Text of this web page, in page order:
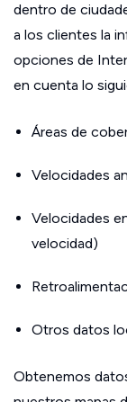
dentro de
a los clientes la
opciones de
en cuenta lo
Áreas de
Velocidades
Velocidades
velocidad)
Otros datos
Obtenemos